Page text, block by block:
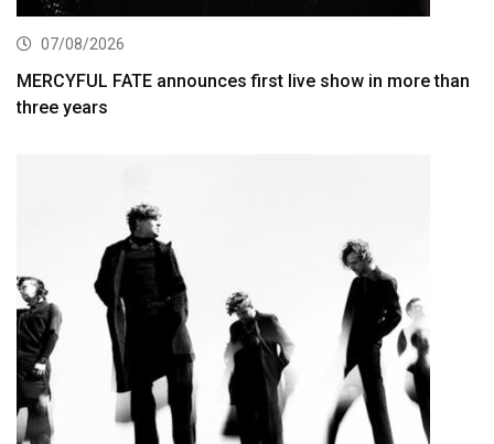
07/08/2026
MERCYFUL FATE announces first live show in more than
three years